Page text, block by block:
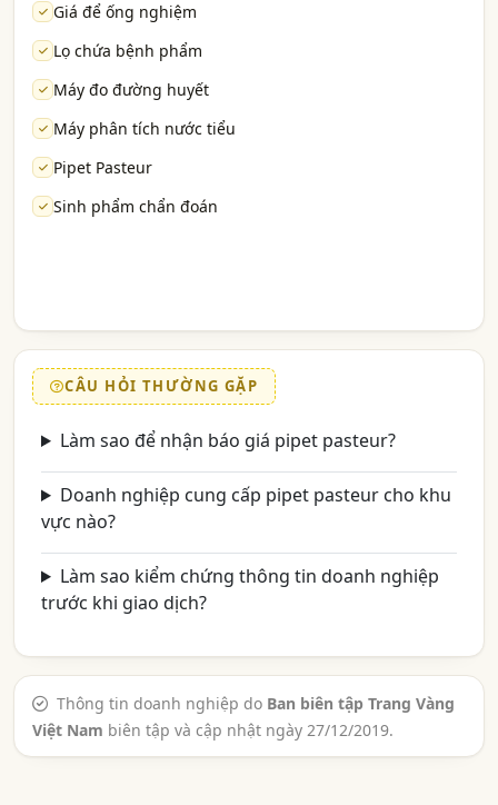
Giá để ống nghiệm
Lọ chứa bệnh phẩm
Máy đo đường huyết
Máy phân tích nước tiểu
Pipet Pasteur
Sinh phẩm chẩn đoán
CÂU HỎI THƯỜNG GẶP
Làm sao để nhận báo giá pipet pasteur?
Doanh nghiệp cung cấp pipet pasteur cho khu
vực nào?
Làm sao kiểm chứng thông tin doanh nghiệp
trước khi giao dịch?
Thông tin doanh nghiệp do Ban biên tập Trang Vàng
Việt Nam biên tập và cập nhật ngày 27/12/2019.